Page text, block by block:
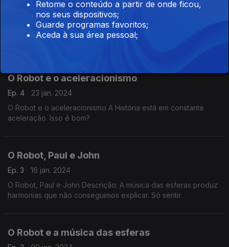
30 jan. 2024
Juntos somos mais espertos. Ouvintes de todo o mundo: uni-
vos. Juntos... somos mais espertos!
O Robot e o aceleracionismo
Ep. 4
23 jan. 2024
O Robot e o aceleracionismo A História está em constante
aceleração. Isso é bom?
O Robot, Paul e John
Ep. 3
16 jan. 2024
O Robot, Paul e John Descrição: A música das esferas produz
harmonias que não conseguimos explicar. Só sentir.
O Robot e a música das esferas
Retome o conteúdo a partir de onde ficou,
nos seus dispositivos;
Guarde programas favoritos;
Aceda à sua área pessoal;